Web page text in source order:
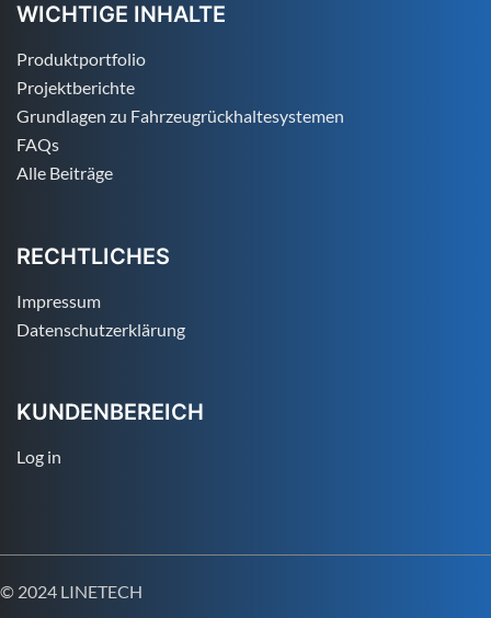
WICHTIGE INHALTE
Produktportfolio
Projektberichte
Grundlagen zu Fahrzeugrückhaltesystemen
FAQs
Alle Beiträge
RECHTLICHES
Impressum
Datenschutzerklärung
KUNDENBEREICH
Log in
© 2024 LINETECH